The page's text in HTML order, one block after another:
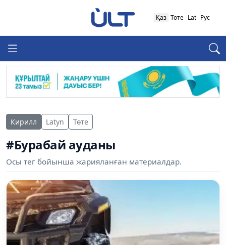
Қаз Төте Lat Рус
Кирилл Latyn Төте
#Бурабай ауданы
Осы тег бойынша жарияланған материалдар.